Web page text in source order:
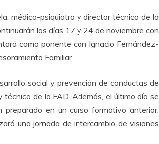
médico-psiquiatra y director técnico de la
los días 17 y 24 de noviembre con
como ponente con Ignacio Fernández-
Familiar.
social y prevención de conductas de
de la FAD. Además, el último día se
en un curso formativo anterior,
una jornada de intercambio de visiones